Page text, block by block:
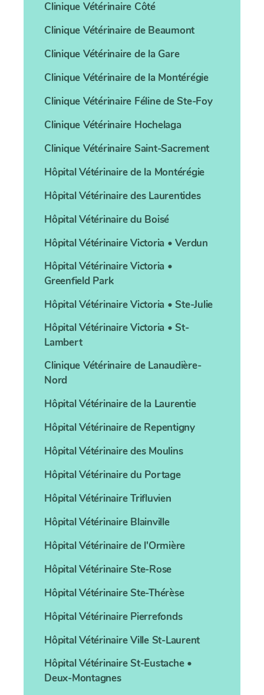
Clinique Vétérinaire Côté
Clinique Vétérinaire de Beaumont
Clinique Vétérinaire de la Gare
Clinique Vétérinaire de la Montérégie
Clinique Vétérinaire Féline de Ste-Foy
Clinique Vétérinaire Hochelaga
Clinique Vétérinaire Saint-Sacrement
Hôpital Vétérinaire de la Montérégie
Hôpital Vétérinaire des Laurentides
Hôpital Vétérinaire du Boisé
Hôpital Vétérinaire Victoria • Verdun
Hôpital Vétérinaire Victoria •
Greenfield Park
Hôpital Vétérinaire Victoria • Ste-Julie
Hôpital Vétérinaire Victoria • St-
Lambert
Clinique Vétérinaire de Lanaudière-
Nord
Hôpital Vétérinaire de la Laurentie
Hôpital Vétérinaire de Repentigny
Hôpital Vétérinaire des Moulins
Hôpital Vétérinaire du Portage
Hôpital Vétérinaire Trifluvien
Hôpital Vétérinaire Blainville
Hôpital Vétérinaire de l'Ormière
Hôpital Vétérinaire Ste-Rose
Hôpital Vétérinaire Ste-Thérèse
Hôpital Vétérinaire Pierrefonds
Hôpital Vétérinaire Ville St-Laurent
Hôpital Vétérinaire St-Eustache •
Deux-Montagnes